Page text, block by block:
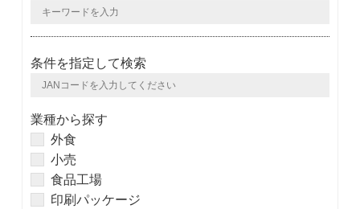
条件を指定して検索
業種から探す
外食
小売
食品工場
印刷パッケージ